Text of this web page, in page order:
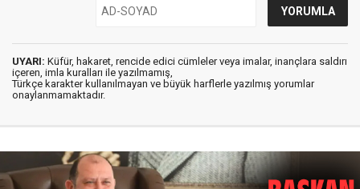
UYARI: Küfür, hakaret, rencide edici cümleler veya imalar, inançlara saldırı
içeren, imla kuralları ile yazılmamış,
Türkçe karakter kullanılmayan ve büyük harflerle yazılmış yorumlar
onaylanmamaktadır.